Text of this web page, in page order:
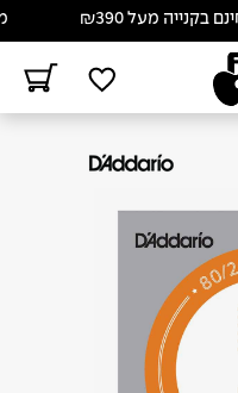
בקנייה מעל ₪390